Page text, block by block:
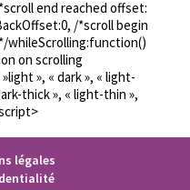
end reached offset:
/*scroll begin
whileScrolling:function()
on scrolling
», « dark », « light-
thick », « light-thin »,
légales